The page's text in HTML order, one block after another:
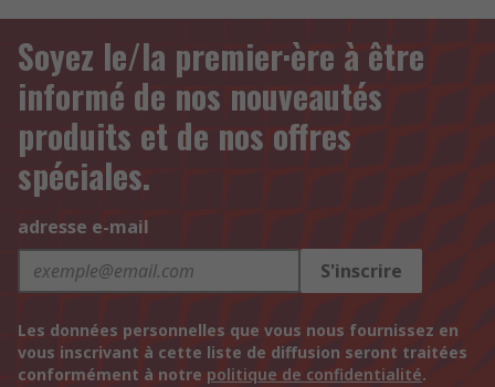
Soyez le/la premier·ère à être
informé de nos nouveautés
produits et de nos offres
spéciales.
adresse e-mail
S'inscrire
Les données personnelles que vous nous fournissez en
vous inscrivant à cette liste de diffusion seront traitées
conformément à notre politique de confidentialité.